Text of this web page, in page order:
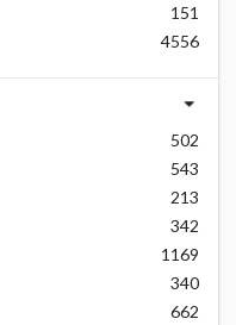
151
4556
502
543
213
342
1169
340
662